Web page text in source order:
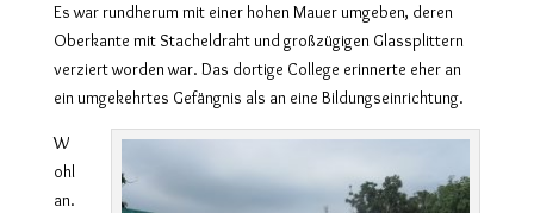
Es war rundherum mit einer hohen Mauer umgeben, deren
Oberkante mit Stacheldraht und großzügigen Glassplittern
verziert worden war. Das dortige College erinnerte eher an
ein umgekehrtes Gefängnis als an eine Bildungseinrichtung.
W
ohl
an.